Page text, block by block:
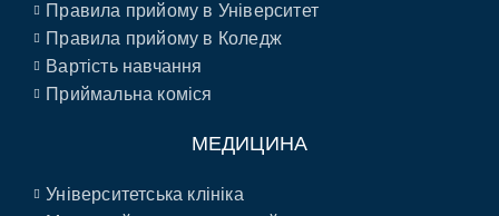
Правила прийому в Університет
Правила прийому в Коледж
Вартість навчання
Приймальна коміся
МЕДИЦИНА
Університетська клініка